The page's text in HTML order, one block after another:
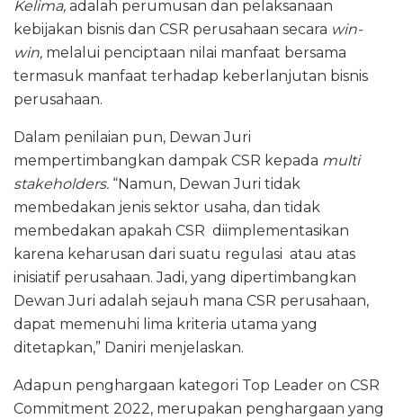
Kelima, adalah perumusan dan pelaksanaan
kebijakan bisnis dan CSR perusahaan secara win-
win, melalui penciptaan nilai manfaat bersama
termasuk manfaat terhadap keberlanjutan bisnis
perusahaan.
Dalam penilaian pun, Dewan Juri
mempertimbangkan dampak CSR kepada multi
stakeholders. “Namun, Dewan Juri tidak
membedakan jenis sektor usaha, dan tidak
membedakan apakah CSR diimplementasikan
karena keharusan dari suatu regulasi atau atas
inisiatif perusahaan. Jadi, yang dipertimbangkan
Dewan Juri adalah sejauh mana CSR perusahaan,
dapat memenuhi lima kriteria utama yang
ditetapkan,” Daniri menjelaskan.
Adapun penghargaan kategori Top Leader on CSR
Commitment 2022, merupakan penghargaan yang